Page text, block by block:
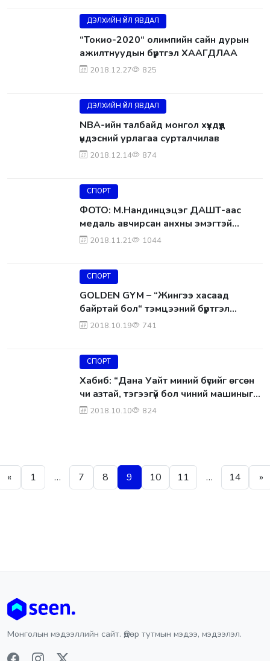
ДЭЛХИЙН ҮЙЛ ЯВДАЛ
“Токио-2020“ олимпийн сайн дурын
ажилтнуудын бүртгэл ХААГДЛАА
2018.12.27 825
ДЭЛХИЙН ҮЙЛ ЯВДАЛ
NBA-ийн талбайд монгол хүүхдүүд
үндэсний урлагаа сурталчилав
2018.12.14 874
СПОРТ
ФОТО: М.Нандинцэцэг ДАШТ-аас
медаль авчирсан анхны эмэгтэй
боксчин боллоо
2018.11.21 1044
СПОРТ
GOLDEN GYM – “Жингээ хасаад
байртай бол“ тэмцээний бүртгэл
эхэллээ
2018.10.19 741
СПОРТ
Хабиб: “Дана Уайт миний бүсийг өгсөн
чи азтай, тэгээгүй бол чиний машиныг
хэмх цохих байлаа“
2018.10.10 824
« 1 … 7 8 9 10 11 … 14 »
Монголын мэдээллийн сайт. Өдөр тутмын мэдээ, мэдээлэл.